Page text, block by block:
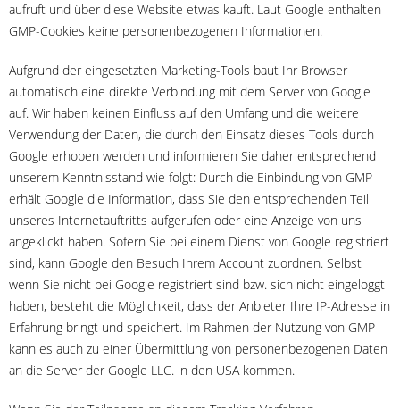
aufruft und über diese Website etwas kauft. Laut Google enthalten
GMP-Cookies keine personenbezogenen Informationen.
Aufgrund der eingesetzten Marketing-Tools baut Ihr Browser
automatisch eine direkte Verbindung mit dem Server von Google
auf. Wir haben keinen Einfluss auf den Umfang und die weitere
Verwendung der Daten, die durch den Einsatz dieses Tools durch
Google erhoben werden und informieren Sie daher entsprechend
unserem Kenntnisstand wie folgt: Durch die Einbindung von GMP
erhält Google die Information, dass Sie den entsprechenden Teil
unseres Internetauftritts aufgerufen oder eine Anzeige von uns
angeklickt haben. Sofern Sie bei einem Dienst von Google registriert
sind, kann Google den Besuch Ihrem Account zuordnen. Selbst
wenn Sie nicht bei Google registriert sind bzw. sich nicht eingeloggt
haben, besteht die Möglichkeit, dass der Anbieter Ihre IP-Adresse in
Erfahrung bringt und speichert. Im Rahmen der Nutzung von GMP
kann es auch zu einer Übermittlung von personenbezogenen Daten
an die Server der Google LLC. in den USA kommen.